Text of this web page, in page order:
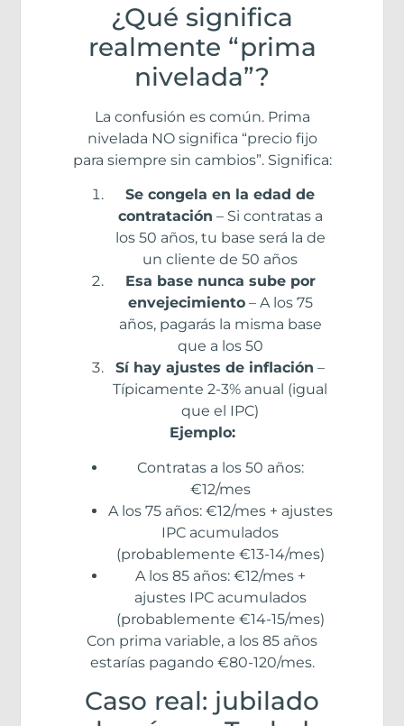
¿Qué significa
realmente “prima
nivelada”?
La confusión es común. Prima
nivelada NO significa “precio fijo
para siempre sin cambios”. Significa:
Se congela en la edad de
contratación – Si contratas a
los 50 años, tu base será la de
un cliente de 50 años
Esa base nunca sube por
envejecimiento– A los 75
años, pagarás la misma base
que a los 50
Sí hay ajustes de inflación –
Típicamente 2-3% anual (igual
que el IPC)
Ejemplo:
Contratas a los 50 años:
€12/mes
A los 75 años: €12/mes + ajustes
IPC acumulados
(probablemente €13-14/mes)
A los 85 años: €12/mes +
ajustes IPC acumulados
(probablemente €14-15/mes)
Con prima variable, a los 85 años
estarías pagando €80-120/mes.
Caso real: jubilado